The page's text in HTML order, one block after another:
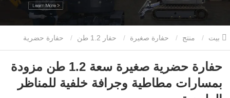
منتج حفارة صغيرة حفار 1.2 طن حفارة حضرية
صغيرة سعة 1.2 طن مزودة بمسارات مطاطية وجرافة خلفية للمناظر
الطبيعية
حفارة حضرية صغيرة سعة 1.2 طن مزودة
بمسارات مطاطية وجرافة خلفية للمناظر